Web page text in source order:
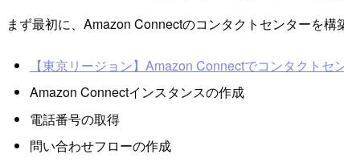
まず最初に、Amazon Connectのコンタクトセンターを
【東京リージョン】Amazon Connectでコンタクト
Amazon Connectインスタンスの作成
電話番号の取得
問い合わせフローの作成